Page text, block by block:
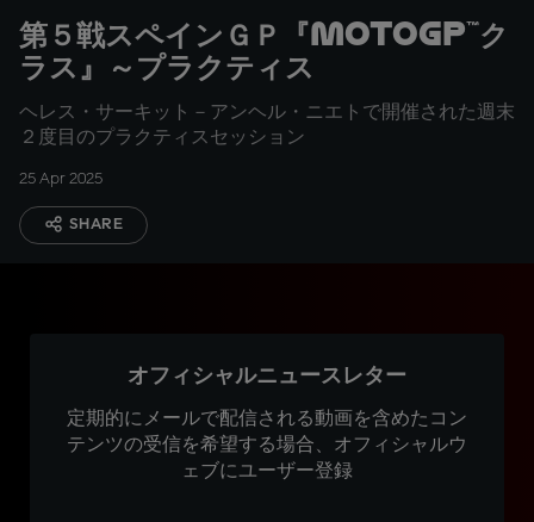
第５戦スペインＧＰ『MotoGP™ク
ラス』～プラクティス
ヘレス・サーキット－アンヘル・ニエトで開催された週末
２度目のプラクティスセッション
25 Apr 2025
SHARE
オフィシャルニュースレター
定期的にメールで配信される動画を含めたコン
テンツの受信を希望する場合、オフィシャルウ
ェブにユーザー登録